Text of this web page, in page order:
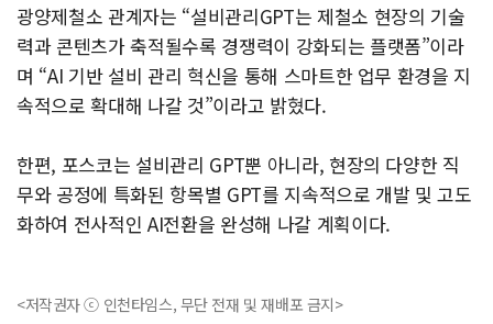
광양제철소 관계자는 “설비관리GPT는 제철소 현장의 기술
력과 콘텐츠가 축적될수록 경쟁력이 강화되는 플랫폼”이라
며 “AI 기반 설비 관리 혁신을 통해 스마트한 업무 환경을 지
속적으로 확대해 나갈 것”이라고 밝혔다.
한편, 포스코는 설비관리 GPT뿐 아니라, 현장의 다양한 직
무와 공정에 특화된 항목별 GPT를 지속적으로 개발 및 고도
화하여 전사적인 AI전환을 완성해 나갈 계획이다.
<저작권자 ⓒ 인천타임스, 무단 전재 및 재배포 금지>